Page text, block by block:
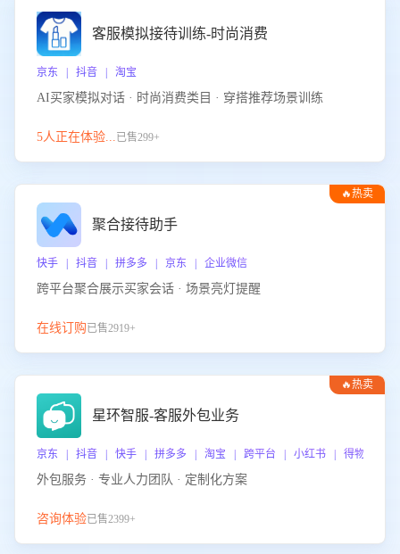
客服模拟接待训练-时尚消费
京东 | 抖音 | 淘宝
AI买家模拟对话 · 时尚消费类目 · 穿搭推荐场景训练
5人正在体验...已售299+
🔥热卖
聚合接待助手
快手 | 抖音 | 拼多多 | 京东 | 企业微信
跨平台聚合展示买家会话 · 场景亮灯提醒
在线订购已售2919+
🔥热卖
星环智服-客服外包业务
京东 | 抖音 | 快手 | 拼多多 | 淘宝 | 跨平台 | 小红书 | 得物 | 企
外包服务 · 专业人力团队 · 定制化方案
咨询体验已售2399+